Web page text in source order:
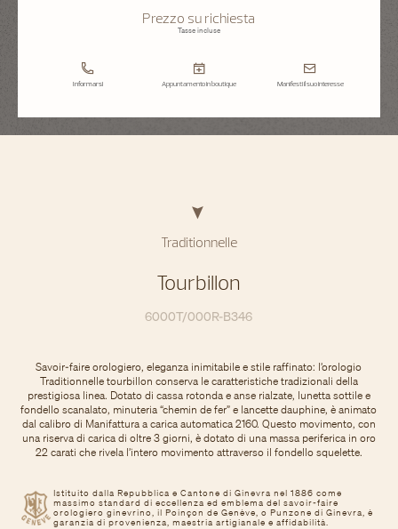
Prezzo su richiesta
Tasse incluse
Informarsi Appuntamento in boutique Manifesti il suo interesse
Traditionnelle
Tourbillon
6000T/000R-B346
Istituito dalla Repubblica e Cantone di Ginevra nel 1886 come
massimo standard di eccellenza ed emblema del savoir-faire
orologiero ginevrino, il Poinçon de Genève, o Punzone di Ginevra, è
garanzia di provenienza, maestria artigianale e affidabilità.
Savoir-faire orologiero, eleganza inimitabile e stile raffinato: l’orologio
Traditionnelle tourbillon conserva le caratteristiche tradizionali della
prestigiosa linea. Dotato di cassa rotonda e anse rialzate, lunetta sottile e
fondello scanalato, minuteria “chemin de fer” e lancette dauphine, è animato
dal calibro di Manifattura a carica automatica 2160. Questo movimento, con
una riserva di carica di oltre 3 giorni, è dotato di una massa periferica in oro
22 carati che rivela l’intero movimento attraverso il fondello squelette.